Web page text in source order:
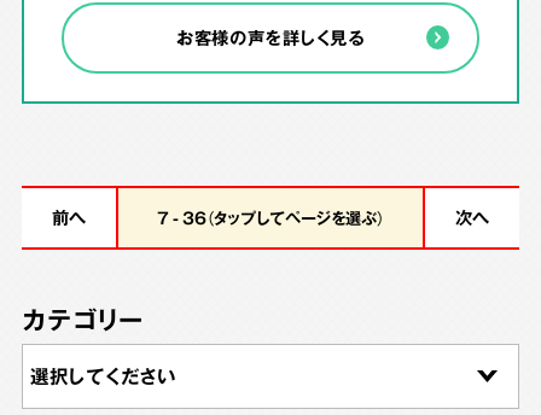
お客様の声を詳しく見る
前へ 7 - 36（タップしてページを選ぶ） 次へ
カテゴリー